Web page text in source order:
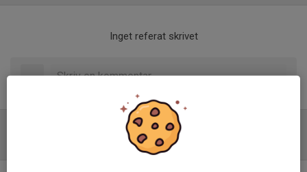
Inget referat skrivet